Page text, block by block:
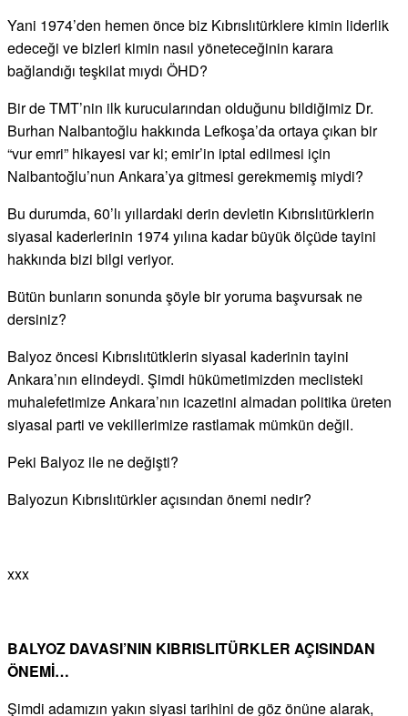
Yani 1974’den hemen önce biz Kıbrıslıtürklere kimin liderlik
edeceği ve bizleri kimin nasıl yöneteceğinin karara
bağlandığı teşkilat mıydı ÖHD?
Bir de TMT’nin ilk kurucularından olduğunu bildiğimiz Dr.
Burhan Nalbantoğlu hakkında Lefkoşa’da ortaya çıkan bir
“vur emri” hikayesi var ki; emir’in iptal edilmesi için
Nalbantoğlu’nun Ankara’ya gitmesi gerekmemiş miydi?
Bu durumda, 60’lı yıllardaki derin devletin Kıbrıslıtürklerin
siyasal kaderlerinin 1974 yılına kadar büyük ölçüde tayini
hakkında bizi bilgi veriyor.
Bütün bunların sonunda şöyle bir yoruma başvursak ne
dersiniz?
Balyoz öncesi Kıbrıslıtütklerin siyasal kaderinin tayini
Ankara’nın elindeydi. Şimdi hükümetimizden meclisteki
muhalefetimize Ankara’nın icazetini almadan politika üreten
siyasal parti ve vekillerimize rastlamak mümkün değil.
Peki Balyoz ile ne değişti?
Balyozun Kıbrıslıtürkler açısından önemi nedir?
xxx
BALYOZ DAVASI’NIN KIBRISLITÜRKLER AÇISINDAN
ÖNEMİ…
Şimdi adamızın yakın siyasi tarihini de göz önüne alarak,